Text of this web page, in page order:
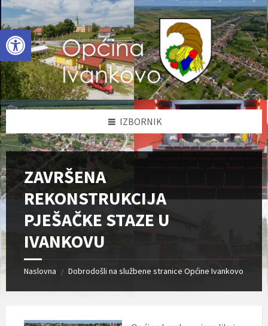
Open toolbar
Skip
to
content
Skip
to
left
sidebar
Skip
to
footer
IZBORNIK
ZAVRŠENA
REKONSTRUKCIJA
PJEŠAČKE STAZE U
IVANKOVU
Naslovna / Dobrodošli na službene stranice Općine Ivankovo